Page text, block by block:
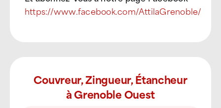
https://www.facebook.com/AttilaGrenoble/
Couvreur, Zingueur, Étancheur
à Grenoble Ouest